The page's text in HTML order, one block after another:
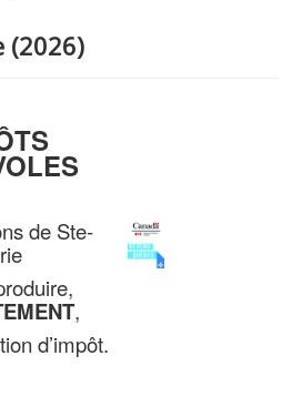
(2026)
de Ste-
,
d’impôt.